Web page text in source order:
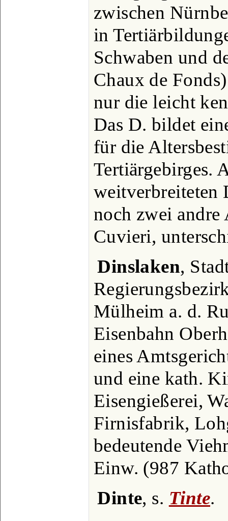
zwischen
in
Schwaben und
Chaux de
nur die leicht
Das D. bildet
für die
Tertiärgebirges.
weitverbreiteten
noch zwei
Cuvieri,
Dinslaken,
Mülheim a. d.
Eisenbahn
eines
und eine kath.
Eisengießerei,
Firnisfabrik,
bedeutende
Einw. (987
Dinte, s. Tinte.